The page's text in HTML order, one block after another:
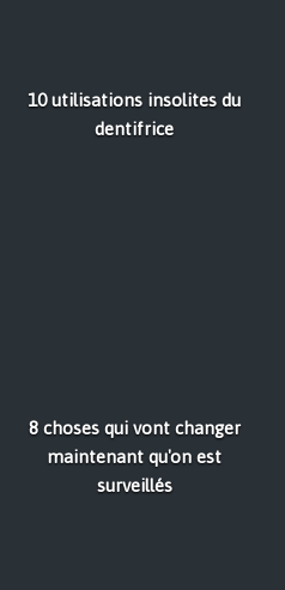
10 utilisations insolites du
dentifrice
8 choses qui vont changer
maintenant qu'on est
surveillés